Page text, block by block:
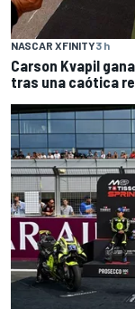
NASCAR XFINITY3 h
Carson Kvapil
tras una caótica